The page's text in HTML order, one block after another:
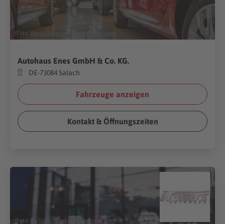
(Foto: Yakov Oskanov Shutterstock.com
Autohaus Enes GmbH & Co. KG.
DE-73084 Salach
Fahrzeuge anzeigen
Kontakt & Öffnungszeiten
(Foto: BigTunaOnline / Shutterstock.com)